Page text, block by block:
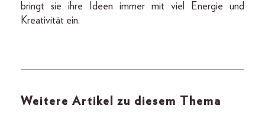
bringt sie ihre Ideen immer mit viel Energie und
Kreativität ein.
Weitere Artikel zu diesem Thema